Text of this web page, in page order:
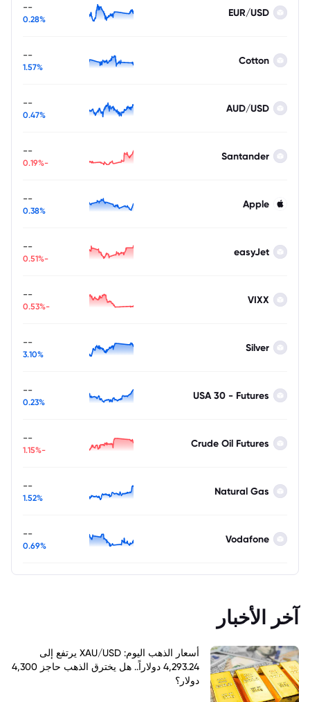
EUR/USD
--
0.28%
Cotton
--
1.57%
AUD/USD
--
0.47%
Santander
--
-0.19%
Apple
--
0.38%
easyJet
--
-0.51%
VIXX
--
-0.53%
Silver
--
3.10%
USA 30 - Futures
--
0.23%
Crude Oil Futures
--
-1.15%
Natural Gas
--
1.52%
Vodafone
--
0.69%
آخر الأخبار
أسعار الذهب اليوم: XAU/USD يرتفع إلى
4,293.24 دولاراً.. هل يخترق الذهب حاجز 4,300
دولار؟